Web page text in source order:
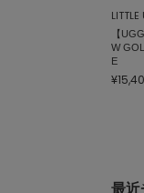
【
W
E
最近